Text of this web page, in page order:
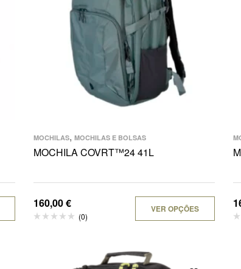
MOCHILAS, MOCHILAS E BOLSAS
MOCHILA COVRT™24 41L
160,00€
(0)
VER OPÇÕES